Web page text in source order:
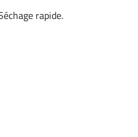
rapide.